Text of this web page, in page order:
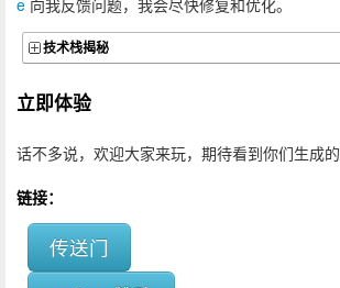
e 向我反馈问题，我会尽快修复和优化。
技术栈揭秘
立即体验
话不多说，欢迎大家来玩，期待看到你们生成的
链接：
传送门